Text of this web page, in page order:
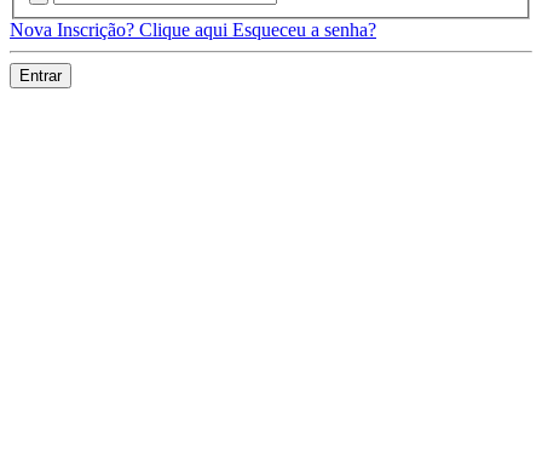
Nova Inscrição? Clique aqui Esqueceu a senha?
Entrar